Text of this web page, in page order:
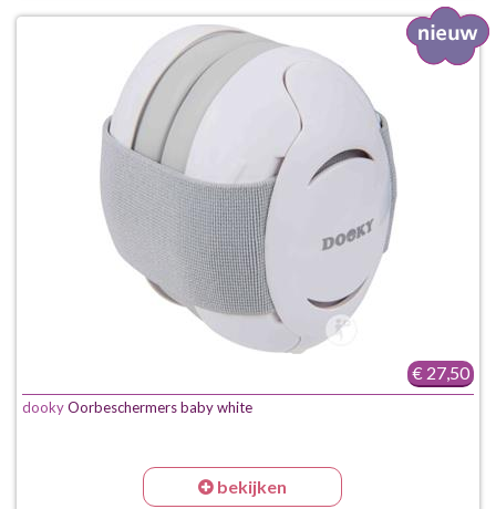
€ 27,50
dookyOorbeschermers baby white
bekijken